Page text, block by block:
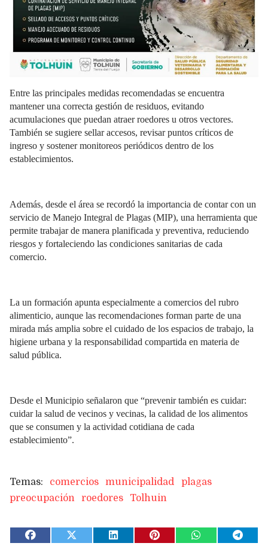
Entre las principales medidas recomendadas se encuentra
mantener una correcta gestión de residuos, evitando
acumulaciones que puedan atraer roedores u otros vectores.
También se sugiere sellar accesos, revisar puntos críticos de
ingreso y sostener monitoreos periódicos dentro de los
establecimientos.
Además, desde el área se recordó la importancia de contar con un
servicio de Manejo Integral de Plagas (MIP), una herramienta que
permite trabajar de manera planificada y preventiva, reduciendo
riesgos y fortaleciendo las condiciones sanitarias de cada
comercio.
La un formación apunta especialmente a comercios del rubro
alimenticio, aunque las recomendaciones forman parte de una
mirada más amplia sobre el cuidado de los espacios de trabajo, la
higiene urbana y la responsabilidad compartida en materia de
salud pública.
Desde el Municipio señalaron que “prevenir también es cuidar:
cuidar la salud de vecinos y vecinas, la calidad de los alimentos
que se consumen y la actividad cotidiana de cada
establecimiento”.
comercios municipalidad
plagas
preocupación
roedores Tolhuin